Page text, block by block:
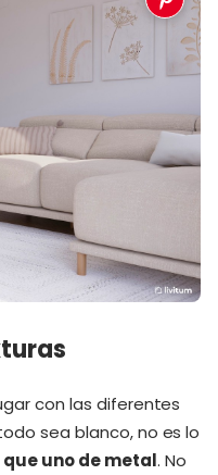
con las diferentes
sea blanco, no es lo
uno de metal. No